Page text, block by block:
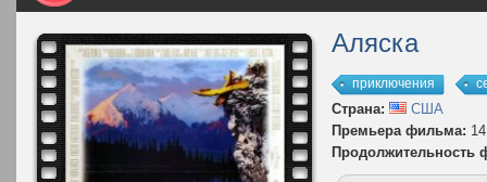
Аляска
приключения
Страна:
США
Премьера фильма:
Продолжительность